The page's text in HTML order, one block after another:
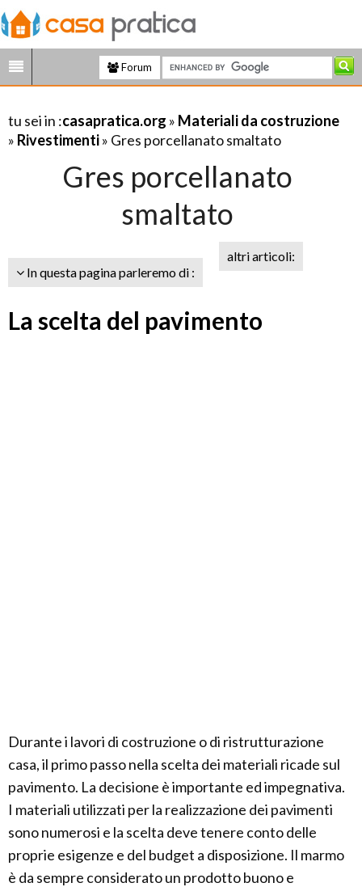
Forum
tu sei in :casapratica.org » Materiali da costruzione
» Rivestimenti» Gres porcellanato smaltato
Gres porcellanato
smaltato
In questa pagina parleremo di :
altri articoli:
La scelta del pavimento
Durante i lavori di costruzione o di ristrutturazione
casa, il primo passo nella scelta dei materiali ricade sul
pavimento. La decisione è importante ed impegnativa.
I materiali utilizzati per la realizzazione dei pavimenti
sono numerosi e la scelta deve tenere conto delle
proprie esigenze e del budget a disposizione. Il marmo
è da sempre considerato un prodotto buono e